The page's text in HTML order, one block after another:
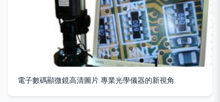
電子數碼顯微鏡高清圖片 專業光學儀器的新視角